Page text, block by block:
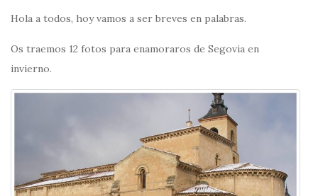
Hola a todos, hoy vamos a ser breves en palabras.
Os traemos 12 fotos para enamoraros de Segovia en
invierno.